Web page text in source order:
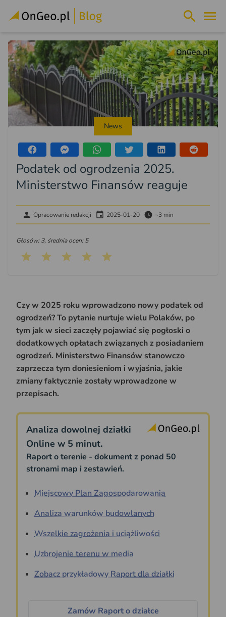
News
Podatek od ogrodzenia 2025.
Ministerstwo Finansów reaguje
Opracowanie redakcji 2025-01-20 ~3 min
Głosów: 3, średnia ocen: 5
Czy w 2025 roku wprowadzono nowy podatek od
ogrodzeń? To pytanie nurtuje wielu Polaków, po
tym jak w sieci zaczęły pojawiać się pogłoski o
dodatkowych opłatach związanych z posiadaniem
ogrodzeń. Ministerstwo Finansów stanowczo
zaprzecza tym doniesieniom i wyjaśnia, jakie
zmiany faktycznie zostały wprowadzone w
przepisach.
Analiza dowolnej działki
Online w 5 minut.
Raport o terenie - dokument z ponad 50
stronami map i zestawień.
Miejscowy Plan Zagospodarowania
Analiza warunków budowlanych
Wszelkie zagrożenia i uciążliwości
Uzbrojenie terenu w media
Zobacz przykładowy Raport dla działki
Zamów Raport o działce